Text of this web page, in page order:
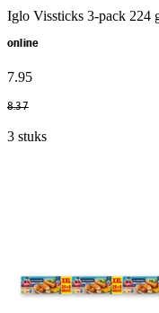
Iglo Vissticks 3-pack 224
online
7.95
8.37
3 stuks